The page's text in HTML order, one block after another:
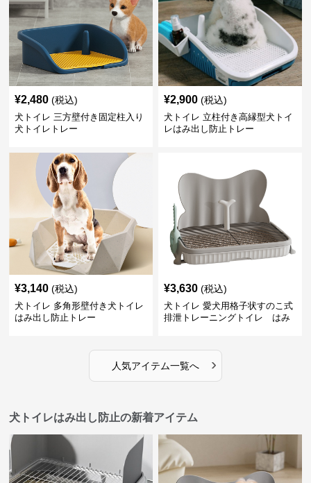
¥2,480 (税込)
犬トイレ 三方壁付き固定柱入り
犬トイレトレー
¥2,900 (税込)
犬トイレ 立柱付き高縁型犬トイ
レはみ出し防止トレー
¥3,140 (税込)
犬トイレ 多角形壁付き犬トイレ
はみ出し防止トレー
¥3,630 (税込)
犬トイレ 愛犬用格子状すのこ式
排泄トレーニングトイレ はみ
人気アイテム一覧へ ›
犬トイレはみ出し防止の新着アイテム